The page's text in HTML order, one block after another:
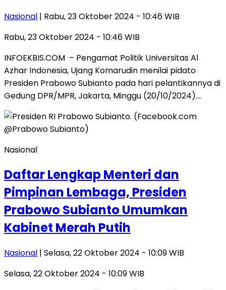
Nasional | Rabu, 23 Oktober 2024 - 10:46 WIB
Rabu, 23 Oktober 2024 - 10:46 WIB
INFOEKBIS.COM – Pengamat Politik Universitas Al
Azhar Indonesia, Ujang Komarudin menilai pidato
Presiden Prabowo Subianto pada hari pelantikannya di
Gedung DPR/MPR, Jakarta, Minggu (20/10/2024)….
Nasional
Daftar Lengkap Menteri dan
Pimpinan Lembaga, Presiden
Prabowo Subianto Umumkan
Kabinet Merah Putih
Nasional | Selasa, 22 Oktober 2024 - 10:09 WIB
Selasa, 22 Oktober 2024 - 10:09 WIB